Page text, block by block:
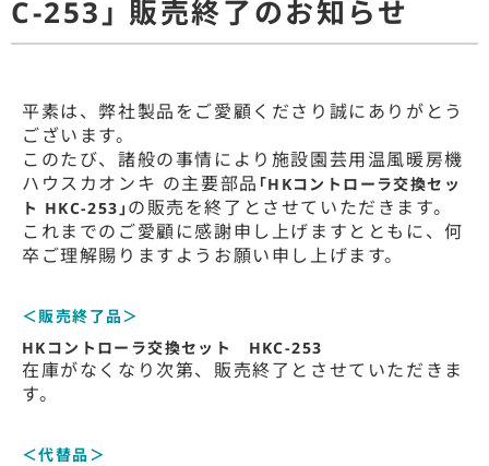
C-253｣ 販売終了のお知らせ
平素は、弊社製品をご愛顧くださり誠にありがとう
ございます。
このたび、諸般の事情により施設園芸用温風暖房機
ハウスカオンキ の主要部品 ｢HKコントローラ交換セッ
ト HKC-253｣ の販売を終了とさせていただきます。
これまでのご愛顧に感謝申し上げますとともに、何
卒ご理解賜りますようお願い申し上げます。
＜販売終了品＞
HKコントローラ交換セット HKC-253
在庫がなくなり次第、販売終了とさせていただきま
す。
＜代替品＞